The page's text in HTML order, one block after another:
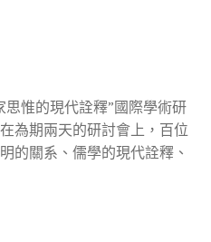
思惟的現代詮釋”國際學術研
為期兩天的研討會上，百位
的關系、儒學的現代詮釋、